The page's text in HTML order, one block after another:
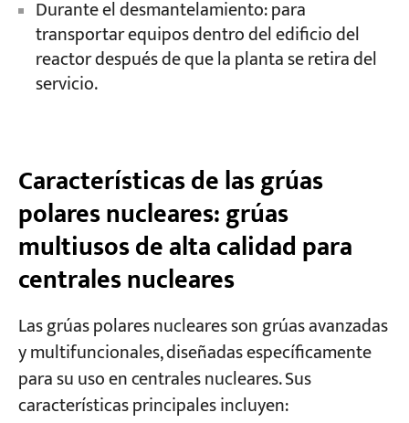
Durante el desmantelamiento: para
transportar equipos dentro del edificio del
reactor después de que la planta se retira del
servicio.
Características de las grúas
polares nucleares: grúas
multiusos de alta calidad para
centrales nucleares
Las grúas polares nucleares son grúas avanzadas
y multifuncionales, diseñadas específicamente
para su uso en centrales nucleares. Sus
características principales incluyen: